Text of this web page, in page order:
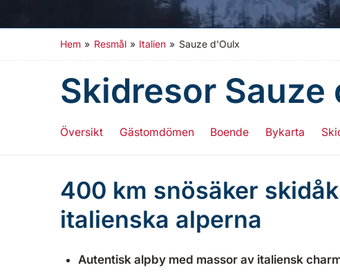
Hem » Resmål » Italien » Sauze d'Oulx
Skidresor Sauze
Översikt Gästomdömen Boende Bykarta
400 km snösäker
italienska alperna
Autentisk alpby med massor av italiensk